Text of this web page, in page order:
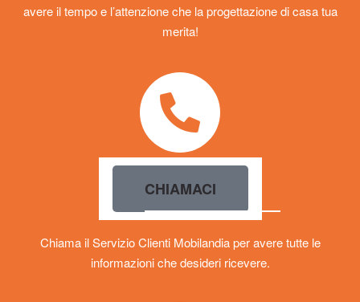
avere il tempo e l’attenzione che la progettazione di casa tua
merita!
CHIAMACI
Chiama il Servizio Clienti Mobilandia per avere tutte le
informazioni che desideri ricevere.